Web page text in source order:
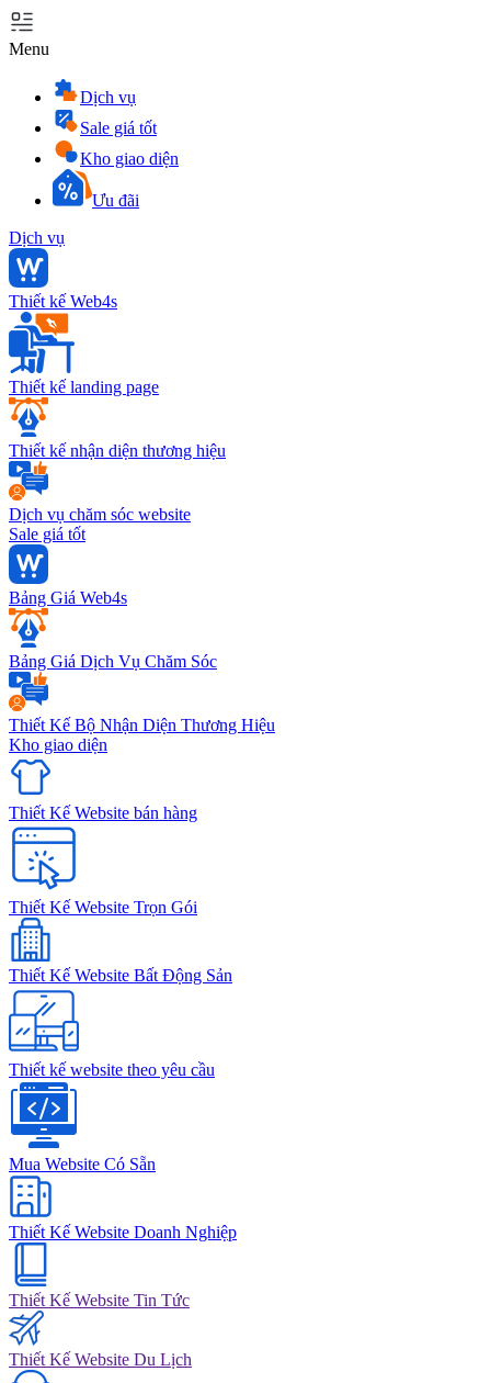
Menu
Dịch vụ
Sale giá tốt
Kho giao diện
Ưu đãi
Dịch vụ
Thiết kế Web4s
Thiết kế landing page
Thiết kế nhận diện thương hiệu
Dịch vụ chăm sóc website
Sale giá tốt
Bảng Giá Web4s
Bảng Giá Dịch Vụ Chăm Sóc
Thiết Kế Bộ Nhận Diện Thương Hiệu
Kho giao diện
Thiết Kế Website bán hàng
Thiết Kế Website Trọn Gói
Thiết Kế Website Bất Động Sản
Thiết kế website theo yêu cầu
Mua Website Có Sẵn
Thiết Kế Website Doanh Nghiệp
Thiết Kế Website Tin Tức
Thiết Kế Website Du Lịch